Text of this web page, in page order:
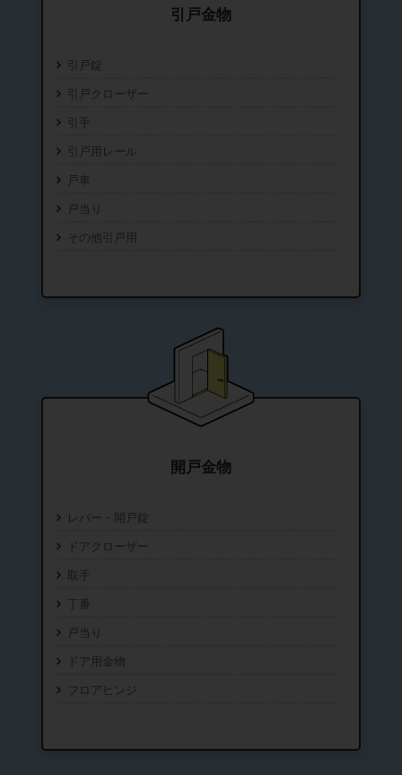
引戸金物
引戸錠
引戸クローザー
引手
引戸用レール
戸車
戸当り
その他引戸用
開戸金物
レバー・開戸錠
ドアクローザー
取手
丁番
戸当り
ドア用金物
フロアヒンジ